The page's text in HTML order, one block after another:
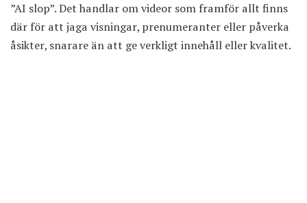
”AI slop”. Det handlar om videor som framför allt finns
där för att jaga visningar, prenumeranter eller påverka
åsikter, snarare än att ge verkligt innehåll eller kvalitet.